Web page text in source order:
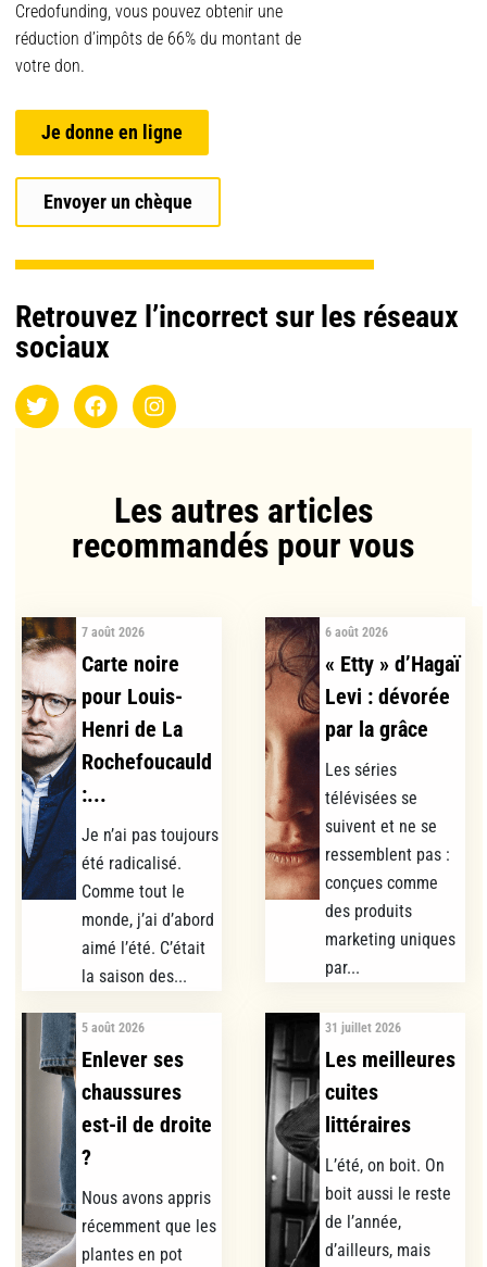
Credofunding, vous pouvez obtenir une
réduction d’impôts de 66% du montant de
votre don.
Je donne en ligne
Envoyer un chèque
Retrouvez l’incorrect sur les réseaux
sociaux
Les autres articles
recommandés pour vous​
7 août 2026
Carte noire
pour Louis-
Henri de La
Rochefoucauld
:...
Je n’ai pas toujours
été radicalisé.
Comme tout le
monde, j’ai d’abord
aimé l’été. C’était
la saison des...
6 août 2026
« Etty » d’Hagaï
Levi : dévorée
par la grâce
Les séries
télévisées se
suivent et ne se
ressemblent pas :
conçues comme
des produits
marketing uniques
par...
5 août 2026
Enlever ses
chaussures
est-il de droite
?
Nous avons appris
récemment que les
plantes en pot
31 juillet 2026
Les meilleures
cuites
littéraires
L’été, on boit. On
boit aussi le reste
de l’année,
d’ailleurs, mais